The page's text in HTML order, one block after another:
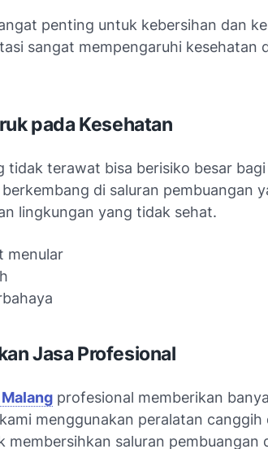
penting untuk kebersihan dan
sangat mempengaruhi kesehatan
pada Kesehatan
tidak terawat bisa berisiko besar
di saluran pembuangan
lingkungan yang tidak sehat.
menular
Jasa Profesional
profesional memberikan
menggunakan peralatan canggih
membersihkan saluran pembuangan